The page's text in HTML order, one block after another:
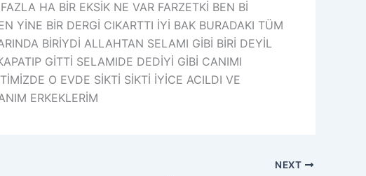
HA BİR EKSİK NE VAR FARZETKİ BEN Bİ
YİNE BİR DERGİ CIKARTTI İYİ BAK BURADAKI TÜM
BİRİYDİ ALLAHTAN SELAMI GİBİ BİRİ DEYİL
GİTTİ SELAMIDE DEDİYİ GİBİ CANIMI
O EVDE SİKTİ SİKTİ İYİCE ACILDI VE
ERKEKLERİM
NEXT